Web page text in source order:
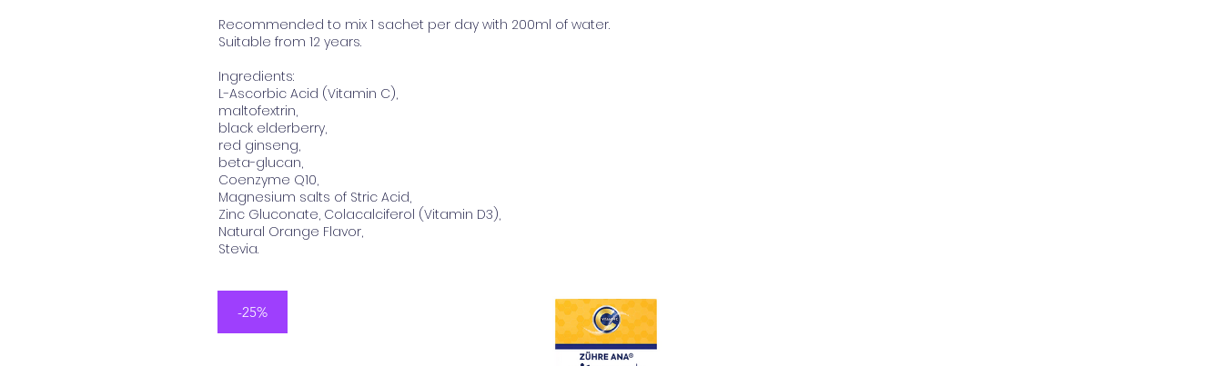
Recommended to mix 1 sachet per day with 200ml of water.
Suitable from 12 years.
Ingredients:
L-Ascorbic Acid (Vitamin C),
maltofextrin,
black elderberry,
red ginseng,
beta-glucan,
Coenzyme Q10,
Magnesium salts of Stric Acid,
Zinc Gluconate, Colacalciferol (Vitamin D3),
Natural Orange Flavor,
Stevia.
-25%